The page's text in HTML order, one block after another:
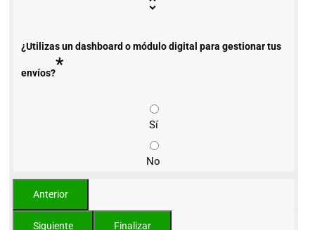
¿Utilizas un dashboard o módulo digital para gestionar tus
envíos?*
Sí
No